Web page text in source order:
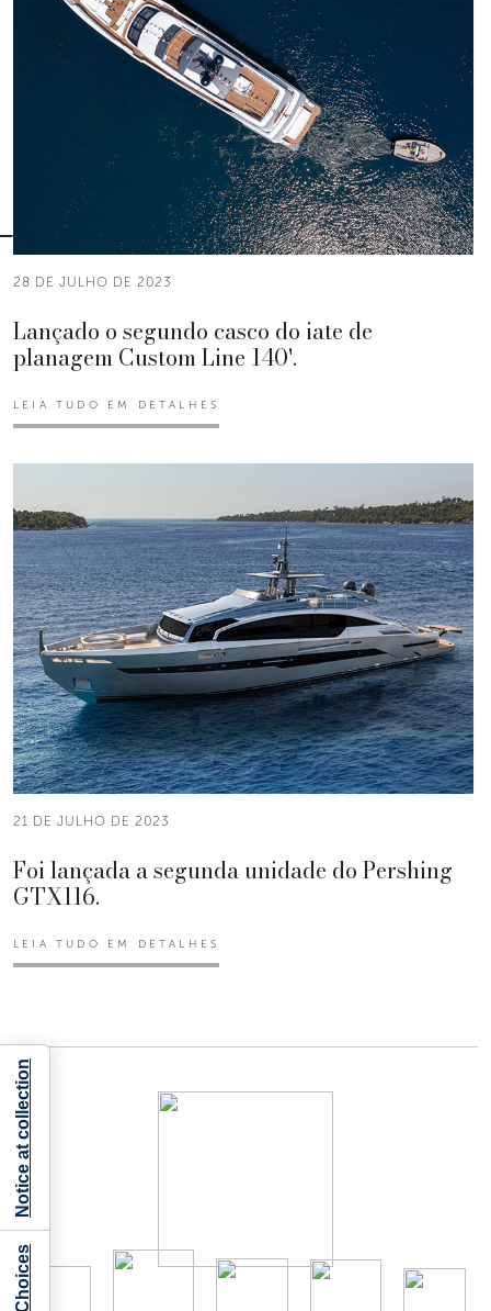
28 DE JULHO DE 2023
Lançado o segundo casco do iate de
planagem Custom Line 140'.
LEIA TUDO EM DETALHES
21 DE JULHO DE 2023
Foi lançada a segunda unidade do Pershing
GTX116.
LEIA TUDO EM DETALHES
Notice at collection